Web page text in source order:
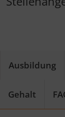
Ausbildung
Gehalt